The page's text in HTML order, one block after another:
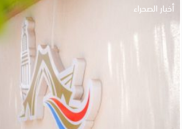
أخبار الصحراء